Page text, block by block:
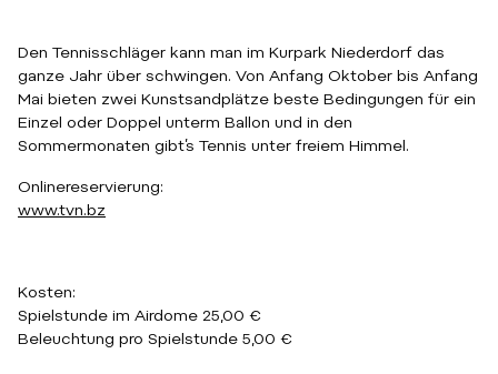
Den Tennisschläger kann man im Kurpark Niederdorf das
ganze Jahr über schwingen. Von Anfang Oktober bis Anfang
Mai bieten zwei Kunstsandplätze beste Bedingungen für ein
Einzel oder Doppel unterm Ballon und in den
Sommermonaten gibt’s Tennis unter freiem Himmel.
Onlinereservierung:
www.tvn.bz
Kosten:
Spielstunde im Airdome 25,00 €
Beleuchtung pro Spielstunde 5,00 €